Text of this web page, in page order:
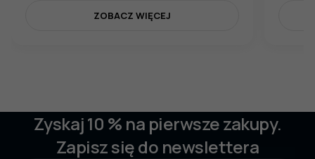
ZOBACZ WIĘCEJ
Zyskaj 10 % na pierwsze zakupy.
Zapisz się do newslettera